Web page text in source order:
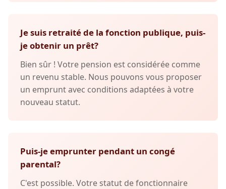
Je suis retraité de la fonction publique, puis-
je obtenir un prêt?
Bien sûr ! Votre pension est considérée comme
un revenu stable. Nous pouvons vous proposer
un emprunt avec conditions adaptées à votre
nouveau statut.
Puis-je emprunter pendant un congé
parental?
C'est possible. Votre statut de fonctionnaire